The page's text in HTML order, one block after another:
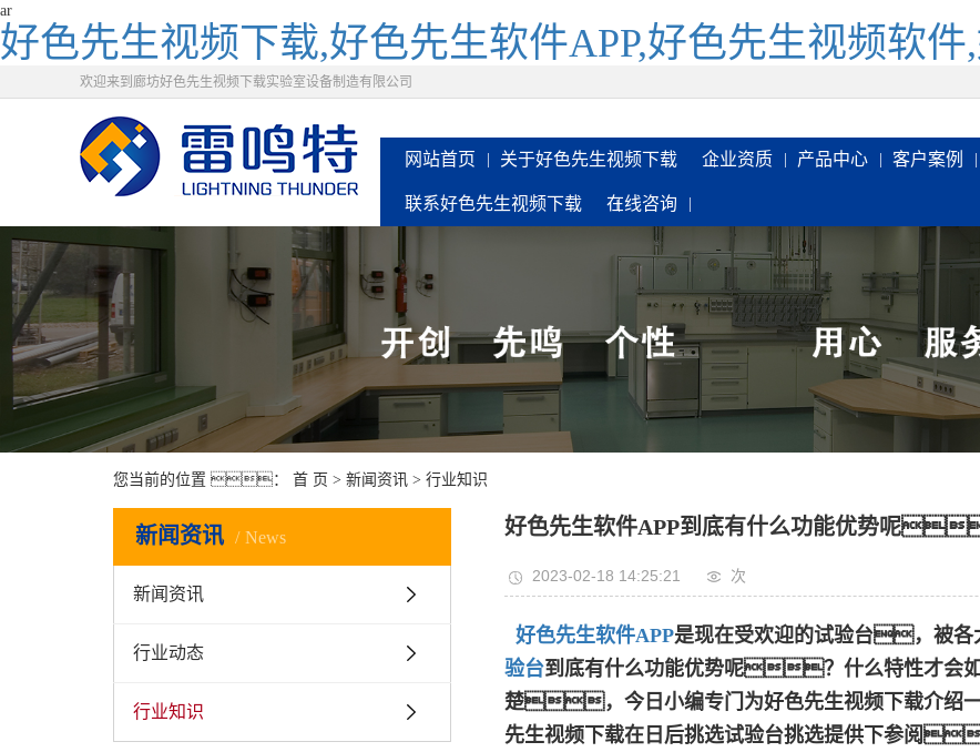
ar
好色先生视频下载,好色先生软件APP,好色先生视频软
欢迎来到廊坊好色先生视频下载实验室设备制造有限公司
网站首页 关于好色先生视频下载 企业资质 产品中心 客户案例
联系好色先生视频下载 在线咨询
您当前的位置 ： 首 页 > 新闻资讯 > 行业知识
新闻资讯 News
新闻资讯
行业动态
行业知识
好色先生软件APP到底有什么功能优势呢
2023-02-18 14:25:21 次
好色先生软件APP是现在受欢迎的试验台，被
验台到底有什么功能优势呢？什么特性才会
楚，今日小编专门为好色先生视频下载介绍
先生视频下载在日后挑选试验台挑选提供下参阅